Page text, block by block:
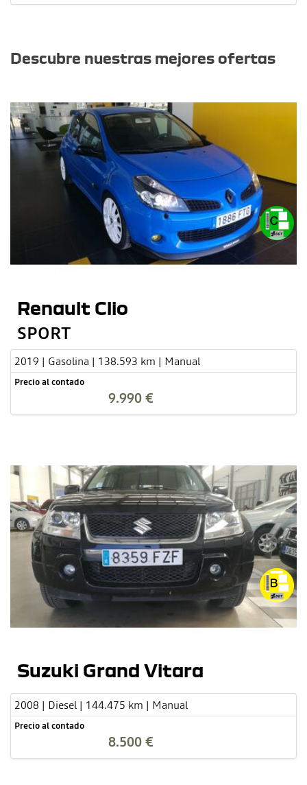
Descubre nuestras mejores ofertas
Renault Clio
SPORT
2019 | Gasolina | 138.593 km | Manual
Precio al contado
9.990 €
Suzuki Grand Vitara
2008 | Diesel | 144.475 km | Manual
Precio al contado
8.500 €